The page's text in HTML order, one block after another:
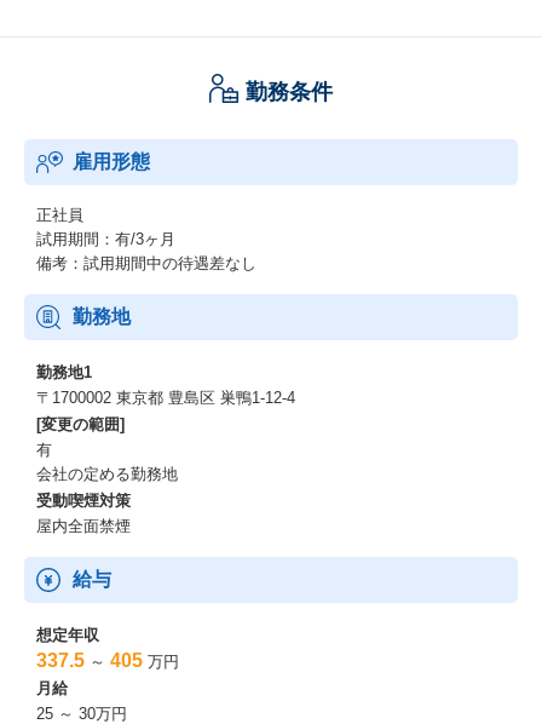
勤務条件
雇用形態
正社員
試用期間：有/3ヶ月
備考：試用期間中の待遇差なし
勤務地
勤務地1
〒1700002 東京都 豊島区 巣鴨1-12-4
[変更の範囲]
有
会社の定める勤務地
受動喫煙対策
屋内全面禁煙
給与
想定年収
337.5 ～ 405 万円
月給
25 ～ 30万円